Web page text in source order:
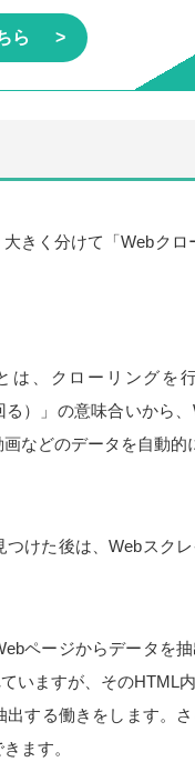
ら
きく分けて「Webク
は、クローリングを
る）」の意味合いから
などのデータを自動的
けた後は、Webスク
ページからデータを
いますが、そのHTML
する働きをします。
ます。